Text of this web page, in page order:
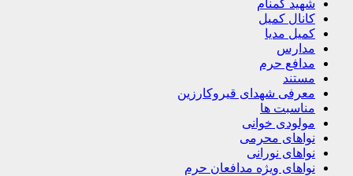
شهید گمنام
کانال کمیل
کمیل مدیا
مدارس
مدافع حرم
مستند
معرفی شهدای قیروکارزین
مناسبت ها
مولودی خوانی
نواهای محرمی
نواهای نورانی
نواهای ویژه مدافعان حرم